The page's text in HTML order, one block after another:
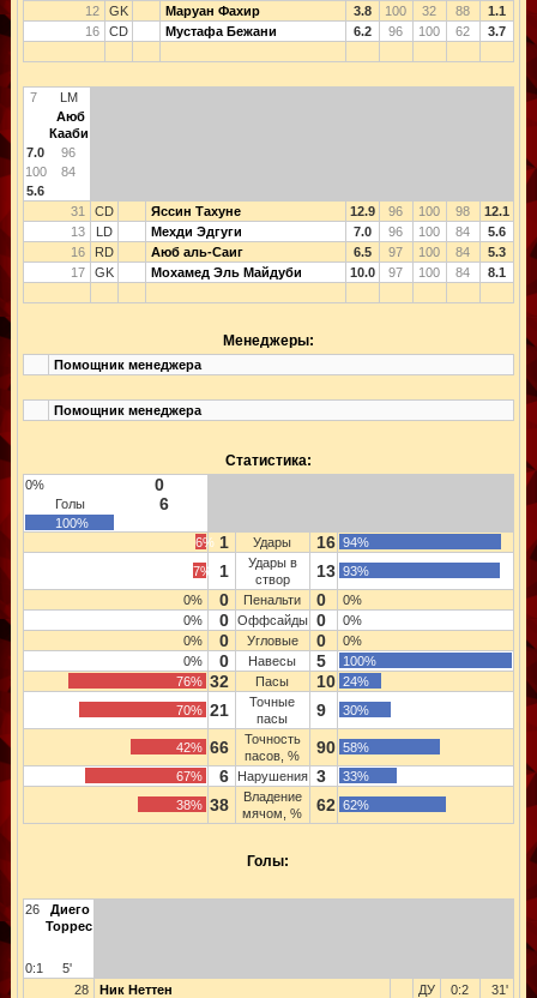
12
GK Маруан Фахир 3.8 100 32 88
1.1
16
CD Мустафа Бежани 6.2 96 100 62 3.7
7
LM
Аюб
Кааби
7.0
96
100
84
5.6
31
CD Яссин Тахуне 12.9 96 100 98
12.1
13
LD Мехди Эдгуги 7.0 96 100 84
5.6
16
RD Аюб аль-Саиг 6.5 97 100 84
5.3
17
GK Мохамед Эль Майдуби 10.0 97 100 84 8.1
Менеджеры:
Помощник менеджера
Помощник менеджера
Статистика:
0% 0
Голы 6
100%
6% 1 Удары 16 94%
7%
1
Удары в
створ
13 93%
0%
0 Пенальти 0
0%
0%
0 Оффсайды 0
0%
0%
0 Угловые 0
0%
0%
0 Навесы 5
100%
76% 32 Пасы 10 24%
70% 21
Точные
пасы
9 30%
42% 66
Точность
пасов, %
90 58%
67%
6 Нарушения 3
33%
38% 38
Владение
мячом, %
62 62%
Голы:
26
Диего
Торрес
0:1
5'
28
Ник Неттен ДУ 0:2
31'